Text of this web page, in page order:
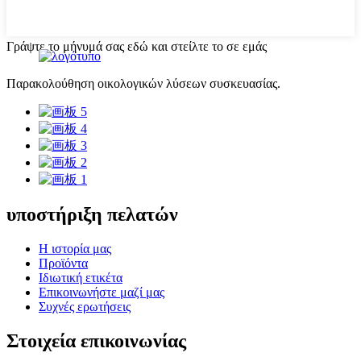
Γράψτε το μήνυμά σας εδώ και στείλτε το σε εμάς
Παρακολούθηση οικολογικών λύσεων συσκευασίας.
υποστήριξη πελατών
Η ιστορία μας
Προϊόντα
Ιδιωτική ετικέτα
Επικοινωνήστε μαζί μας
Συχνές ερωτήσεις
Στοιχεία επικοινωνίας